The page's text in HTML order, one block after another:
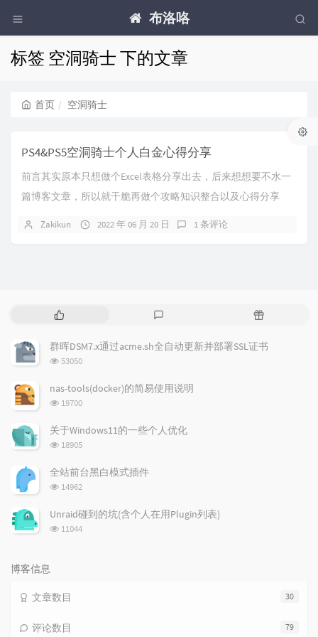
布洛咯
标签 空洞骑士 下的文章
首页 空洞骑士
PS4&PS5空洞骑士个人白金心得分享
前言其实原本只想做个Excel表格分享出去，后来想想要不水一
篇博客文章，所以就干脆再做个攻略知识整合以及心得分享
Zakikun 2022 年 06 月 20 日 1 条评论
热
文
章
评
论
随
文
群晖DSM7.x通过acme.sh全自动更新并部署SSL证书
浏
次
53050
nas-tools(docker)的简易使用说明
浏
次
数:
19700
关于Windows11的一些个人优化
浏
次
数:
18905
全站前台黑白模式插件
浏
次
14962
Unraid碰到的坑(含个人在用Plugin列表)
浏
11044
博客信息
30
文章数目
79
评论数目